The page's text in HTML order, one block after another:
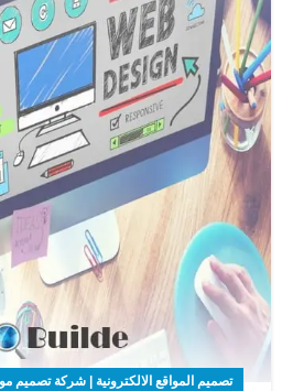
تصميم المواقع الالكترونية | شركة تصميم